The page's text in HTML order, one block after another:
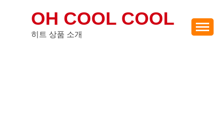
OH COOL COOL
히트 상품 소개